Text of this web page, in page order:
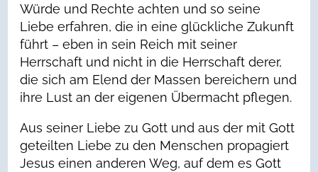
Würde und Rechte achten und so seine
Liebe erfahren, die in eine glückliche Zukunft
führt – eben in sein Reich mit seiner
Herrschaft und nicht in die Herrschaft derer,
die sich am Elend der Massen bereichern und
ihre Lust an der eigenen Übermacht pflegen.
Aus seiner Liebe zu Gott und aus der mit Gott
geteilten Liebe zu den Menschen propagiert
Jesus einen anderen Weg, auf dem es Gott